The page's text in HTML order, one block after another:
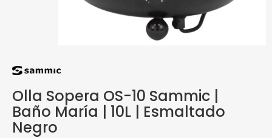
Olla Sopera OS-10 Sammic |
Baño María | 10L | Esmaltado
Negro